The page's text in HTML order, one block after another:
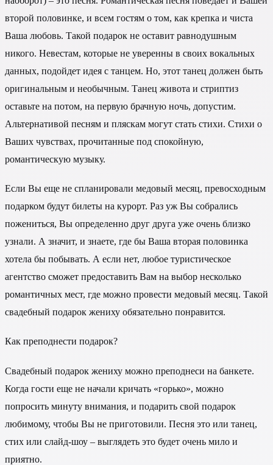
второй половинке, и всем гостям о том, как крепка и чиста
Ваша любовь. Такой подарок не оставит равнодушным
никого. Невестам, которые не уверенны в своих вокальных
данных, подойдет идея с танцем. Но, этот танец должен быть
оригинальным и необычным. Танец живота и стриптиз
оставьте на потом, на первую брачную ночь, допустим.
Альтернативой песням и пляскам могут стать стихи. Стихи о
Ваших чувствах, прочитанные под спокойную,
романтическую музыку.
Если Вы еще не спланировали медовый месяц, превосходным
подарком будут билеты на курорт. Раз уж Вы собрались
пожениться, Вы определенно друг друга уже очень близко
узнали. А значит, и знаете, где бы Ваша вторая половинка
хотела бы побывать. А если нет, любое туристическое
агентство сможет предоставить Вам на выбор несколько
романтичных мест, где можно провести медовый месяц. Такой
свадебный подарок жениху обязательно понравится.
Как преподнести подарок?
Свадебный подарок жениху можно преподнеси на банкете.
Когда гости еще не начали кричать «горько», можно
попросить минуту внимания, и подарить свой подарок
любимому, чтобы Вы не приготовили. Песня это или танец,
стих или слайд-шоу – выглядеть это будет очень мило и
приятно.